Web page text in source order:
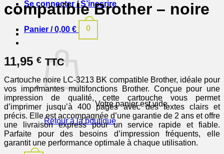
Se connecter / S’inscrire
Panier /0,00 € 0
Votre panier est vide.
Retour à la boutique
compatible Brother – noire
11,95 € TTC
Cartouche noire LC-3213 BK compatible Brother, idéale pour
vos imprimantes multifonctions Brother. Conçue pour une
impression de qualité, cette cartouche vous permet
d’imprimer jusqu’à 400 pages avec des textes clairs et
précis. Elle est accompagnée d’une garantie de 2 ans et offre
une livraison express pour un service rapide et fiable.
Parfaite pour des besoins d’impression fréquents, elle
garantit une performance optimale à chaque utilisation.